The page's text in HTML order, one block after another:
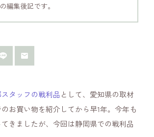
編集後記です。
タッフの戦利品 として、愛知県の取材
お買い物を紹介してから早1年。今年も
きましたが、今回は静岡県での戦利品